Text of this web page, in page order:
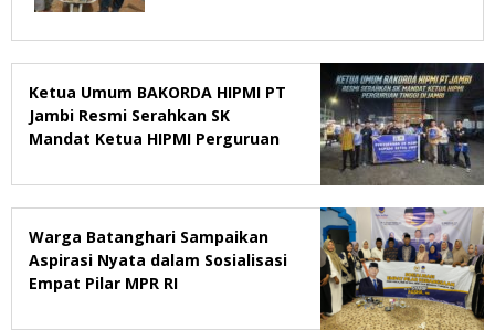
Ketua Umum BAKORDA HIPMI PT
Jambi Resmi Serahkan SK
Mandat Ketua HIPMI Perguruan
Warga Batanghari Sampaikan
Aspirasi Nyata dalam Sosialisasi
Empat Pilar MPR RI